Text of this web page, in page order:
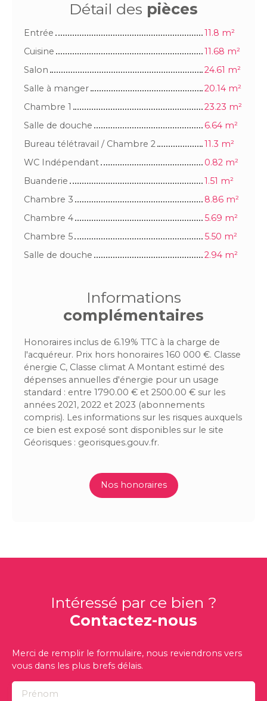
Détail des pièces
Entrée
11.8 m²
Cuisine
11.68 m²
Salon
24.61 m²
Salle à manger
20.14 m²
Chambre 1
23.23 m²
Salle de douche
6.64 m²
Bureau télétravail / Chambre 2
11.3 m²
WC Indépendant
0.82 m²
Buanderie
1.51 m²
Chambre 3
8.86 m²
Chambre 4
5.69 m²
Chambre 5
5.50 m²
Salle de douche
2.94 m²
Informations
complémentaires
Honoraires inclus de 6.19% TTC à la charge de
l'acquéreur. Prix hors honoraires 160 000 €. Classe
énergie C, Classe climat A Montant estimé des
dépenses annuelles d'énergie pour un usage
standard : entre 1790.00 € et 2500.00 € sur les
années 2021, 2022 et 2023 (abonnements
compris). Les informations sur les risques auxquels
ce bien est exposé sont disponibles sur le site
Géorisques : georisques.gouv.fr.
Nos honoraires
Intéressé par ce bien ?
Contactez-nous
Merci de remplir le formulaire, nous reviendrons vers
vous dans les plus brefs délais.
Prénom